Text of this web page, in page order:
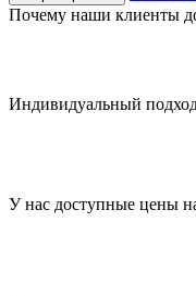
Почему наши клиенты
Индивидуальный
У нас доступные цены